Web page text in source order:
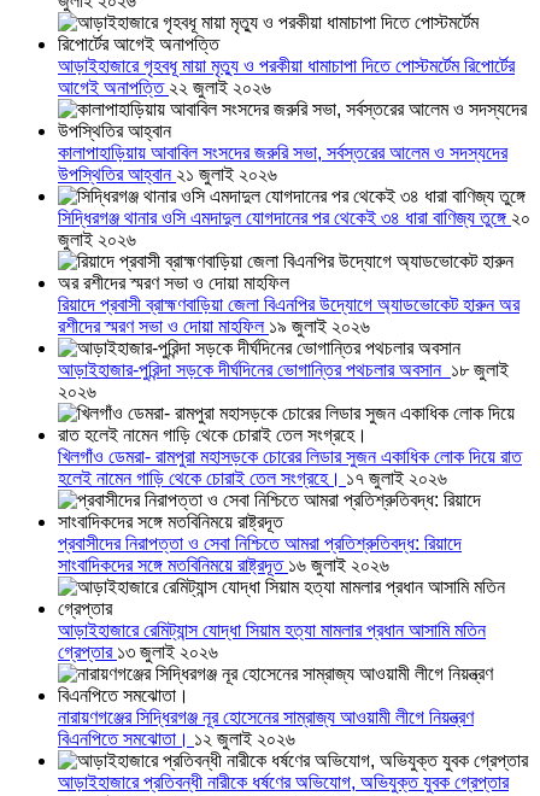
আড়াইহাজারে গৃহবধূ মায়া মৃত্যু ও পরকীয়া ধামাচাপা দিতে পোস্টমর্টেম রিপোর্টের
আগেই অনাপত্তি ২২ জুলাই ২০২৬
কালাপাহাড়িয়ায় আবাবিল সংসদের জরুরি সভা, সর্বস্তরের আলেম ও সদস্যদের
উপস্থিতির আহ্বান ২১ জুলাই ২০২৬
সিদ্ধিরগঞ্জ থানার ওসি এমদাদুল যোগদানের পর থেকেই ৩৪ ধারা বাণিজ্য তুঙ্গে ২০
জুলাই ২০২৬
রিয়াদে প্রবাসী ব্রাহ্মণবাড়িয়া জেলা বিএনপির উদ্যোগে অ্যাডভোকেট হারুন অর
রশীদের স্মরণ সভা ও দোয়া মাহফিল ১৯ জুলাই ২০২৬
আড়াইহাজার-পুরিন্দা সড়কে দীর্ঘদিনের ভোগান্তির পথচলার অবসান ১৮ জুলাই
২০২৬
খিলগাঁও ডেমরা- রামপুরা মহাসড়কে চোরের লিডার সুজন একাধিক লোক দিয়ে রাত
হলেই নামেন গাড়ি থেকে চোরাই তেল সংগ্রহে। ১৭ জুলাই ২০২৬
প্রবাসীদের নিরাপত্তা ও সেবা নিশ্চিতে আমরা প্রতিশ্রুতিবদ্ধ: রিয়াদে
সাংবাদিকদের সঙ্গে মতবিনিময়ে রাষ্ট্রদূত ১৬ জুলাই ২০২৬
আড়াইহাজারে রেমিট্যান্স যোদ্ধা সিয়াম হত্যা মামলার প্রধান আসামি মতিন
গ্রেপ্তার ১৩ জুলাই ২০২৬
নারায়ণগঞ্জের সিদ্ধিরগঞ্জ নূর হোসেনের সাম্রাজ্য আওয়ামী লীগে নিয়ন্ত্রণ
বিএনপিতে সমঝোতা। ১২ জুলাই ২০২৬
আড়াইহাজারে প্রতিবন্ধী নারীকে ধর্ষণের অভিযোগ, অভিযুক্ত যুবক গ্রেপ্তার